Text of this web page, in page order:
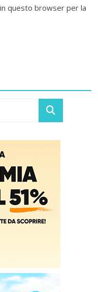
questo browser per la